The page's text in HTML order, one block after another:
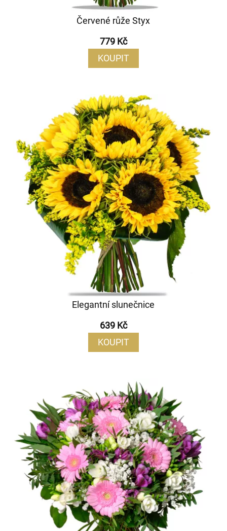
Červené růže Styx
779 Kč
KOUPIT
Elegantní slunečnice
639 Kč
KOUPIT